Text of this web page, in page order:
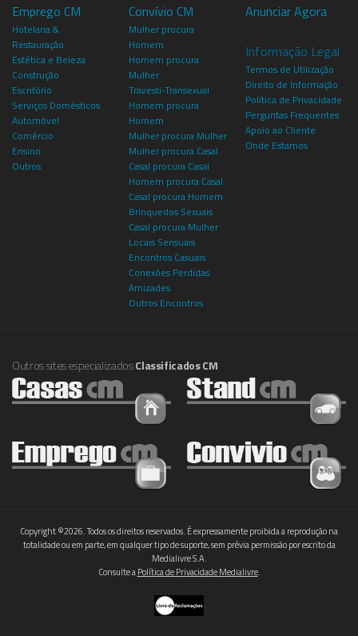
Emprego CM
Hotelaria &
Restauração
Estética e Beleza
Construção
Escritório
Serviços Domésticos
Automóvel
Comércio
Ensino
Outros
Convívio CM
Mulher procura
Homem
Homem procura
Mulher
Travesti-Transexual
Homem procura
Homem
Mulher procura Mulher
Mulher procura Casal
Casal procura Casal
Homem procura Casal
Casal procura Homem
Brinquedos Sexuais
Casal procura Mulher
Locais Sensuais
Encontros Casuais
Conexões Perdidas
Amizades
Outros Encontros
Anunciar Agora
Informação Legal
Termos de Utilização
Direito de Informação
Política de Privacidade
Perguntas Frequentes
Apoio ao Cliente
Onde Estamos
Outros sites especializadosClassificados CM
Copyright ©2026. Todos os direitos reservados. É expressamente proibida a reprodução na
totalidade ou em parte, em qualquer tipo de suporte, sem prévia permissão por escrito da
Medialivre S.A.
Consulte aPolítica de Privacidade Medialivre.